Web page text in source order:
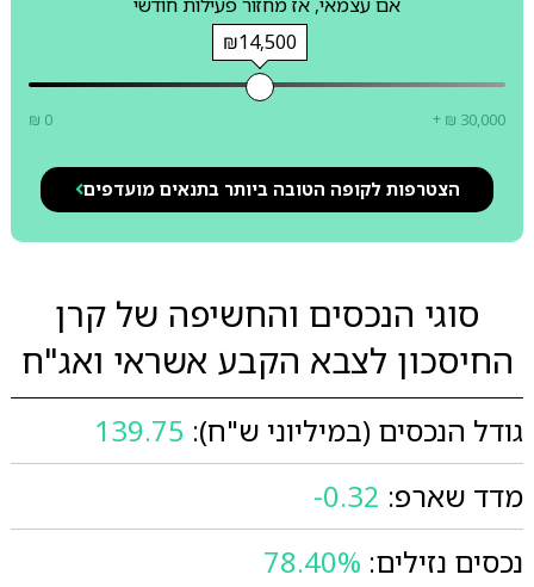
₪14,500
₪ 0 + ₪ 30,000
הצטרפות לקופה הטובה ביותר בתנאים מועדפים
סוגי הנכסים והחשיפה של קרן
החיסכון לצבא הקבע אשראי ואג"ח
גודל הנכסים (במיליוני ש"ח): 139.75
מדד שארפ: -0.32
נכסים נזילים: 78.40%